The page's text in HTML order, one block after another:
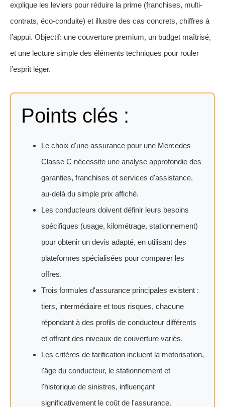
explique les leviers pour réduire la prime (franchises, multi-
contrats, éco-conduite) et illustre des cas concrets, chiffres à
l’appui. Objectif: une couverture premium, un budget maîtrisé,
et une lecture simple des éléments techniques pour rouler
l’esprit léger.
Points clés :
Le choix d'une assurance pour une Mercedes
Classe C nécessite une analyse approfondie des
garanties, franchises et services d'assistance,
au-delà du simple prix affiché.
Les conducteurs doivent définir leurs besoins
spécifiques (usage, kilométrage, stationnement)
pour obtenir un devis adapté, en utilisant des
plateformes spécialisées pour comparer les
offres.
Trois formules d'assurance principales existent :
tiers, intermédiaire et tous risques, chacune
répondant à des profils de conducteur différents
et offrant des niveaux de couverture variés.
Les critères de tarification incluent la motorisation,
l'âge du conducteur, le stationnement et
l'historique de sinistres, influençant
significativement le coût de l'assurance.